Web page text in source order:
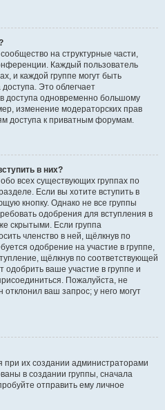
на структурные части,
Каждый пользователь
и каждой группе могут быть
Это облегчает
доступа одновременно большому
изменение модераторских прав
доступа к приватным форумам.
в них?
всех существующих группах по
Если вы хотите вступить в
кнопку. Однако не все группы
одобрения для вступления в
скрытыми. Если группа
членство в ней, щёлкнув по
одобрение на участие в группе,
щёлкнув по соответствующей
одобрить ваше участие в группе и
Пожалуйста, не
ваш запрос; у него могут
их создании администраторами
в создании группы, сначала
отправить ему личное